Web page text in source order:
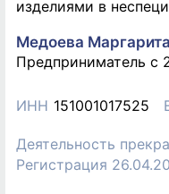
изделиями в
Медоева
Предприниматель c
ИНН 151001017525
Деятельность
Регистрация